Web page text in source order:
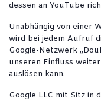
dessen an YouTube
Unabhängig von einer
wird bei jedem Aufruf
Google-Netzwerk
unseren Einfluss
auslösen kann.
Google LLC mit Sitz in